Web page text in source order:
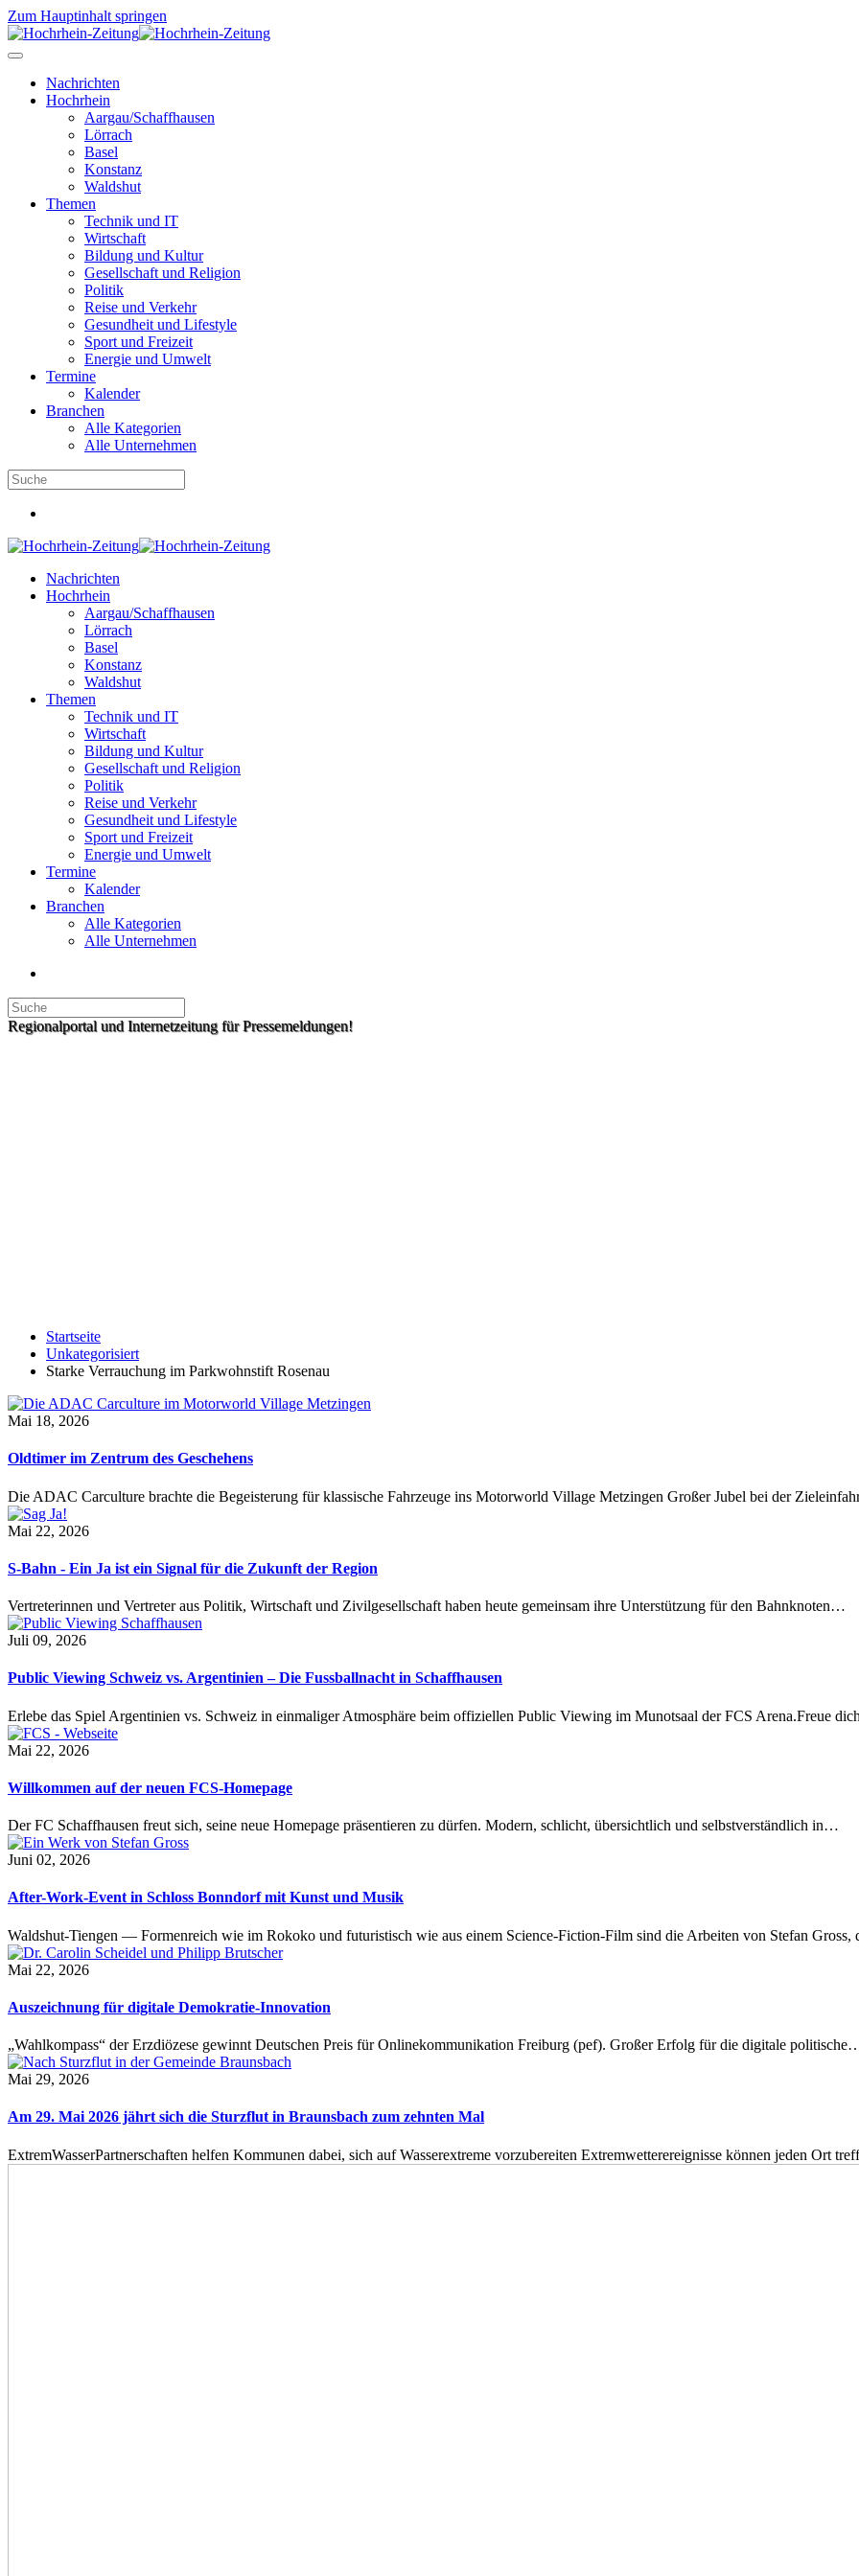
Zum Hauptinhalt springen
Nachrichten
Hochrhein
Aargau/Schaffhausen
Lörrach
Basel
Konstanz
Waldshut
Themen
Technik und IT
Wirtschaft
Bildung und Kultur
Gesellschaft und Religion
Politik
Reise und Verkehr
Gesundheit und Lifestyle
Sport und Freizeit
Energie und Umwelt
Termine
Kalender
Branchen
Alle Kategorien
Alle Unternehmen
Nachrichten
Hochrhein
Aargau/Schaffhausen
Lörrach
Basel
Konstanz
Waldshut
Themen
Technik und IT
Wirtschaft
Bildung und Kultur
Gesellschaft und Religion
Politik
Reise und Verkehr
Gesundheit und Lifestyle
Sport und Freizeit
Energie und Umwelt
Termine
Kalender
Branchen
Alle Kategorien
Alle Unternehmen
Regionalportal und Internetzeitung für Pressemeldungen!
Startseite
Unkategorisiert
Starke Verrauchung im Parkwohnstift Rosenau
Mai 18, 2026
Oldtimer im Zentrum des Geschehens
Die ADAC Carculture brachte die Begeisterung für klassische Fahrzeuge ins Motorworld Village Metzingen Großer Jubel bei der
Mai 22, 2026
S-Bahn - Ein Ja ist ein Signal für die Zukunft der Region
Vertreterinnen und Vertreter aus Politik, Wirtschaft und Zivilgesellschaft haben heute gemeinsam ihre Unterstützung für den Bahnknoten…
Juli 09, 2026
Public Viewing Schweiz vs. Argentinien – Die Fussballnacht in Schaffhausen
Erlebe das Spiel Argentinien vs. Schweiz in einmaliger Atmosphäre beim offiziellen Public Viewing im Munotsaal der FCS Arena.Freue
Mai 22, 2026
Willkommen auf der neuen FCS-Homepage
Der FC Schaffhausen freut sich, seine neue Homepage präsentieren zu dürfen. Modern, schlicht, übersichtlich und selbstverständlich in…
Juni 02, 2026
After-Work-Event in Schloss Bonndorf mit Kunst und Musik
Waldshut-Tiengen — Formenreich wie im Rokoko und futuristisch wie aus einem Science-Fiction-Film sind die Arbeiten von Stefan
Mai 22, 2026
Auszeichnung für digitale Demokratie-Innovation
„Wahlkompass“ der Erzdiözese gewinnt Deutschen Preis für Onlinekommunikation Freiburg (pef). Großer Erfolg für die digitale
Mai 29, 2026
Am 29. Mai 2026 jährt sich die Sturzflut in Braunsbach zum zehnten Mal
ExtremWasserPartnerschaften helfen Kommunen dabei, sich auf Wasserextreme vorzubereiten Extremwetterereignisse können jeden Ort